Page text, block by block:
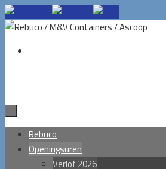
Ga
naar
inhoud
naar
Rebuco
Openingsuren
Verlof 2026